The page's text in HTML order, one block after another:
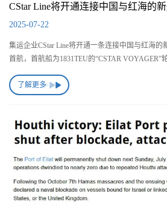
CStar Line将开通连接中国与红海的
2025-07-22
集运企业CStar Line将开通一条连接中国与红海的
首航，首航船为1831TEU的“CSTAR VOYAGER”轮
了解更多